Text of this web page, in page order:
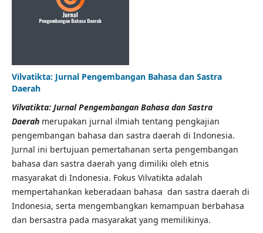
Vilvatikta: Jurnal Pengembangan Bahasa dan Sastra
Daerah
Vilvatikta: Jurnal Pengembangan Bahasa dan Sastra
Daerah merupakan jurnal ilmiah tentang pengkajian
pengembangan bahasa dan sastra daerah di Indonesia.
Jurnal ini bertujuan pemertahanan serta pengembangan
bahasa dan sastra daerah yang dimiliki oleh etnis
masyarakat di Indonesia. Fokus Vilvatikta adalah
mempertahankan keberadaan bahasa dan sastra daerah di
Indonesia, serta mengembangkan kemampuan berbahasa
dan bersastra pada masyarakat yang memilikinya.